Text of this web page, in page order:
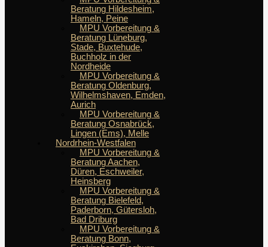
Beratung Hildesheim,
Hameln, Peine
MPU Vorbereitung &
Beratung Lüneburg,
Stade, Buxtehude,
Buchholz in der
Nordheide
MPU Vorbereitung &
Beratung Oldenburg,
Wilhelmshaven, Emden,
Aurich
MPU Vorbereitung &
Beratung Osnabrück,
Lingen (Ems), Melle
Nordrhein-Westfalen
MPU Vorbereitung &
Beratung Aachen,
Düren, Eschweiler,
Heinsberg
MPU Vorbereitung &
Beratung Bielefeld,
Paderborn, Gütersloh,
Bad Driburg
MPU Vorbereitung &
Beratung Bonn,